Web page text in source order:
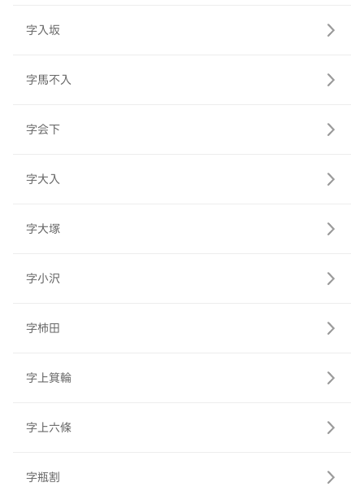
字入坂
字馬不入
字会下
字大入
字大塚
字小沢
字柿田
字上箕輪
字上六條
字瓶割